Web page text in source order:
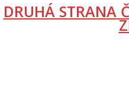
DRUHÁ STRANA